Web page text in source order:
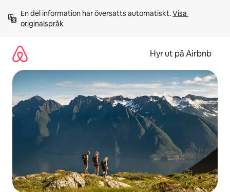
innehåll
En del information har översatts automatiskt. Visa
originalspråk
Hyr ut på Airbnb